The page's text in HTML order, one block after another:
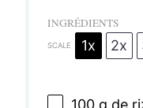
INGRÉDIENTS
SCALE 1x 2x
100 g de